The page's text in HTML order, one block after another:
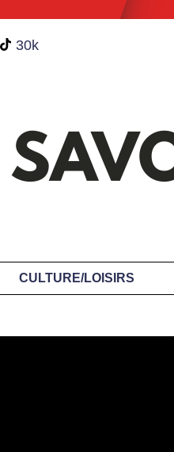
30k
CULTURE/LOISIRS